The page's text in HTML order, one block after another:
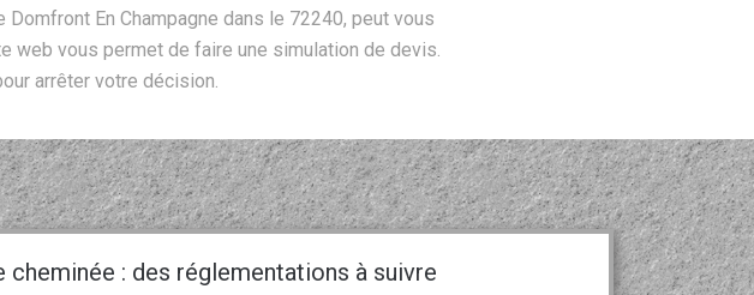
En Champagne dans le 72240, peut vous
web vous permet de faire une simulation de devis.
arrêter votre décision.
cheminée : des réglementations à suivre